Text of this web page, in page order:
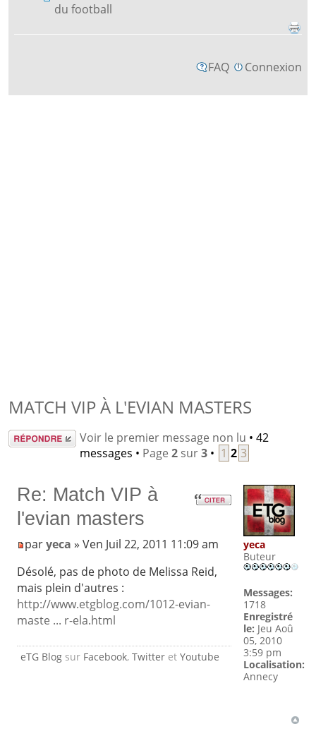
du football
FAQ Connexion
MATCH VIP À L'EVIAN MASTERS
Répondre Voir le premier message non lu • 42
messages • Page 2sur3• 1 2 3
Re: Match VIP à
l'evian masters
paryeca » Ven Juil 22, 2011 11:09 am
Désolé, pas de photo de Melissa Reid,
mais plein d'autres :
http://www.etgblog.com/1012-evian-
maste ... r-ela.html
eTG Blog sur Facebook,Twitter etYoutube
yeca
Buteur
Messages:
1718
Enregistré
le: Jeu Aoû
05, 2010
3:59 pm
Localisation:
Annecy